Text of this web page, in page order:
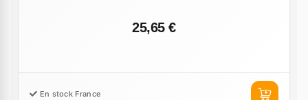
25,65 €
En stock France